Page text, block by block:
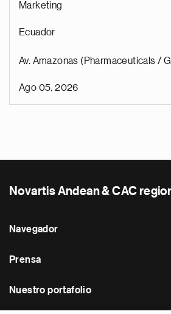
Marketing
Ecuador
Av. Amazonas (Pharmaceuticals /
Ago 05, 2026
Novartis Andean & CAC
Navegador
Prensa
Nuestro portafolio